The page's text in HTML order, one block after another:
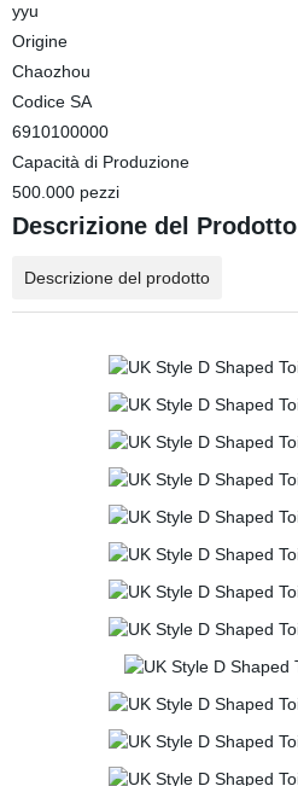
yyu
Origine
Chaozhou
Codice SA
6910100000
Capacità di Produzione
500.000 pezzi
Descrizione del Prodotto
Descrizione del prodotto